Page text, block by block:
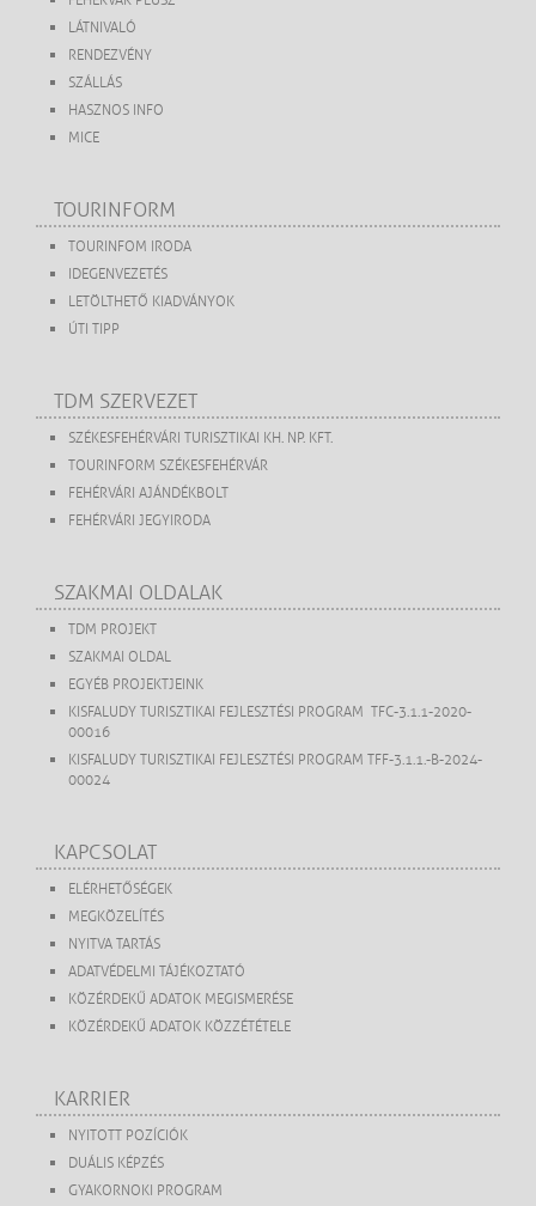
LÁTNIVALÓ
RENDEZVÉNY
SZÁLLÁS
HASZNOS INFO
MICE
TOURINFORM
TOURINFOM IRODA
IDEGENVEZETÉS
LETÖLTHETŐ KIADVÁNYOK
ÚTI TIPP
TDM SZERVEZET
SZÉKESFEHÉRVÁRI TURISZTIKAI KH. NP. KFT.
TOURINFORM SZÉKESFEHÉRVÁR
FEHÉRVÁRI AJÁNDÉKBOLT
FEHÉRVÁRI JEGYIRODA
SZAKMAI OLDALAK
TDM PROJEKT
SZAKMAI OLDAL
EGYÉB PROJEKTJEINK
KISFALUDY TURISZTIKAI FEJLESZTÉSI PROGRAM TFC-3.1.1-2020-
00016
KISFALUDY TURISZTIKAI FEJLESZTÉSI PROGRAM TFF-3.1.1.-B-2024-
00024
KAPCSOLAT
ELÉRHETŐSÉGEK
MEGKÖZELÍTÉS
NYITVA TARTÁS
ADATVÉDELMI TÁJÉKOZTATÓ
KÖZÉRDEKŰ ADATOK MEGISMERÉSE
KÖZÉRDEKŰ ADATOK KÖZZÉTÉTELE
KARRIER
NYITOTT POZÍCIÓK
DUÁLIS KÉPZÉS
GYAKORNOKI PROGRAM